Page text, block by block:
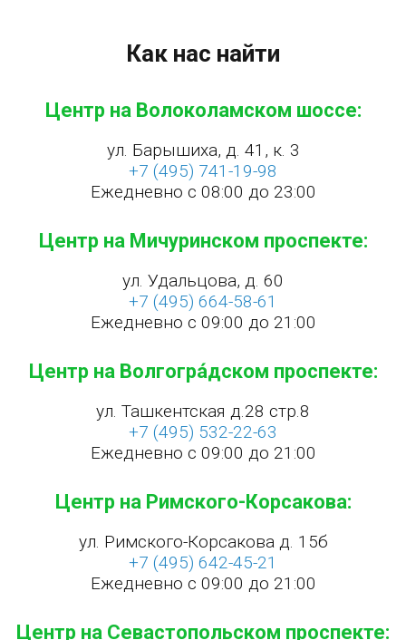
Как нас найти
Центр на Волоколамском шоссе:
ул. Барышиха, д. 41, к. 3
+7 (495) 741-19-98
Ежедневно с 08:00 до 23:00
Центр на Мичуринском проспекте:
ул. Удальцова, д. 60
+7 (495) 664-58-61
Ежедневно с 09:00 до 21:00
Центр на Волгогра́дском проспекте:
ул. Ташкентская д.28 стр.8
+7 (495) 532-22-63
Ежедневно с 09:00 до 21:00
Центр на Римского-Корсакова:
ул. Римского-Корсакова д. 15б
+7 (495) 642-45-21
Ежедневно с 09:00 до 21:00
Центр на Севастопольском проспекте: